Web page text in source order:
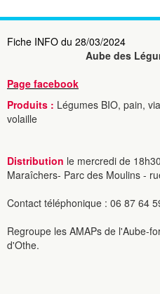
Fiche INFO du 28/03/2024
Aube des
Page facebook
Produits : Légumes BIO, pain,
volaille
Distribution le mercredi de
Maraîchers- Parc des Moulins -
Contact téléphonique : 06 87 64
Regroupe les AMAPs de l'Aube-
d'Othe.